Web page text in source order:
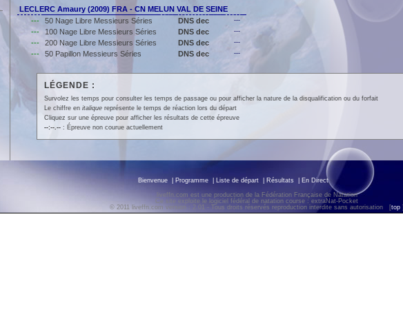
LECLERC Amaury (2009) FRA - CN MELUN VAL DE SEINE
---
50 Nage Libre Messieurs Séries DNS dec ---
--- 100 Nage Libre Messieurs Séries DNS dec ---
--- 200 Nage Libre Messieurs Séries DNS dec ---
--- 50 Papillon Messieurs Séries DNS dec ---
LÉGENDE :
Survolez les temps pour consulter les temps de passage ou pour afficher la nature de la disqualification ou du forfait
Le chiffre en italiquereprésente le temps de réaction lors du départ
Cliquez sur une épreuve pour afficher les résultats de cette épreuve
--:--.--: Épreuve non courue actuellement
Bienvenue Programme Liste de départ Résultats En Direct
liveffn.com est une production de la Fédération Française de Natation
Ce site exploite le logiciel fédéral de natation course : extraNat-Pocket
© 2011 liveffn.com version : 2.01 - Tous droits réservés reproduction interdite sans autorisation
[top ]